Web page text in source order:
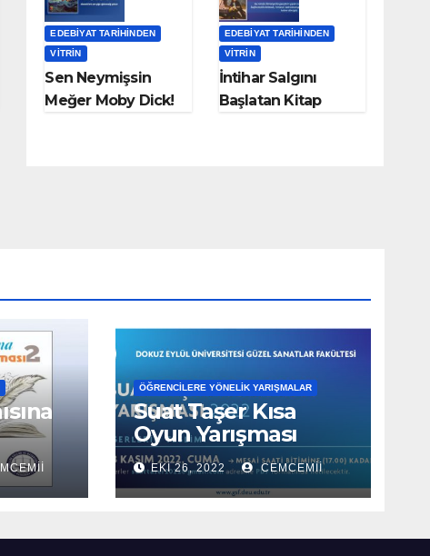
EDEBIYAT TARIHINDEN
VITRIN
Sen Neymişsin
Meğer Moby Dick!
EDEBIYAT TARIHINDEN
VITRIN
İntihar Salgını
Başlatan Kitap
ÖĞRENCILERE YÖNELIK YARIŞMALAR
Suat Taşer Kısa
Oyun Yarışması
2022
EKI 26, 2022 CEMCEMII